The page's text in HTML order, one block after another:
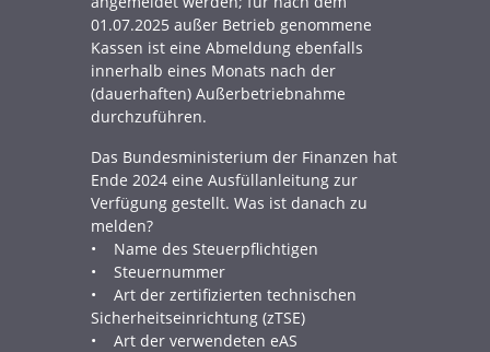
01.07.2025 außer Betrieb genommene
Kassen ist eine Abmeldung ebenfalls
innerhalb eines Monats nach der
(dauerhaften) Außerbetriebnahme
durchzuführen.
Das Bundesministerium der Finanzen hat
Ende 2024 eine Ausfüllanleitung zur
Verfügung gestellt. Was ist danach zu
melden?
• Name des Steuerpflichtigen
• Steuernummer
• Art der zertifizierten technischen
Sicherheitseinrichtung (zTSE)
• Art der verwendeten eAS